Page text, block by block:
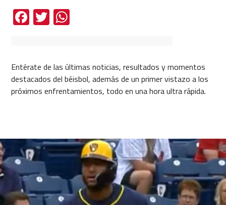
Facebook
TwitterWhatsApp
Entérate de las últimas noticias, resultados y momentos
destacados del béisbol, además de un primer vistazo a los
próximos enfrentamientos, todo en una hora ultra rápida.